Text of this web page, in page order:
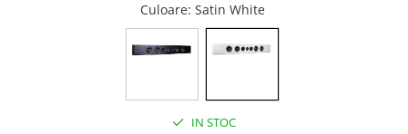
Culoare: Satin White
IN STOC